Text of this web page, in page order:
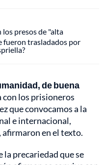
los presos de "alta
fueron trasladados por
de buena
con los prisioneros
que convocamos a la
e internacional,
afirmaron en el texto.
la precariedad que se